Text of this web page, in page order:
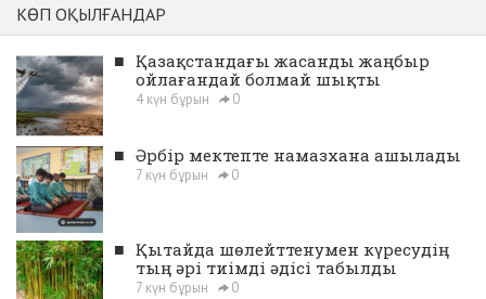
КӨП ОҚЫЛҒАНДАР
■ Қазақстандағы жасанды жаңбыр
ойлағандай болмай шықты
4 күн бұрын 0
■ Әрбір мектепте намазхана ашылады
7 күн бұрын 0
■ Қытайда шөлейттенумен күресудің
тың әрі тиімді әдісі табылды
7 күн бұрын 0